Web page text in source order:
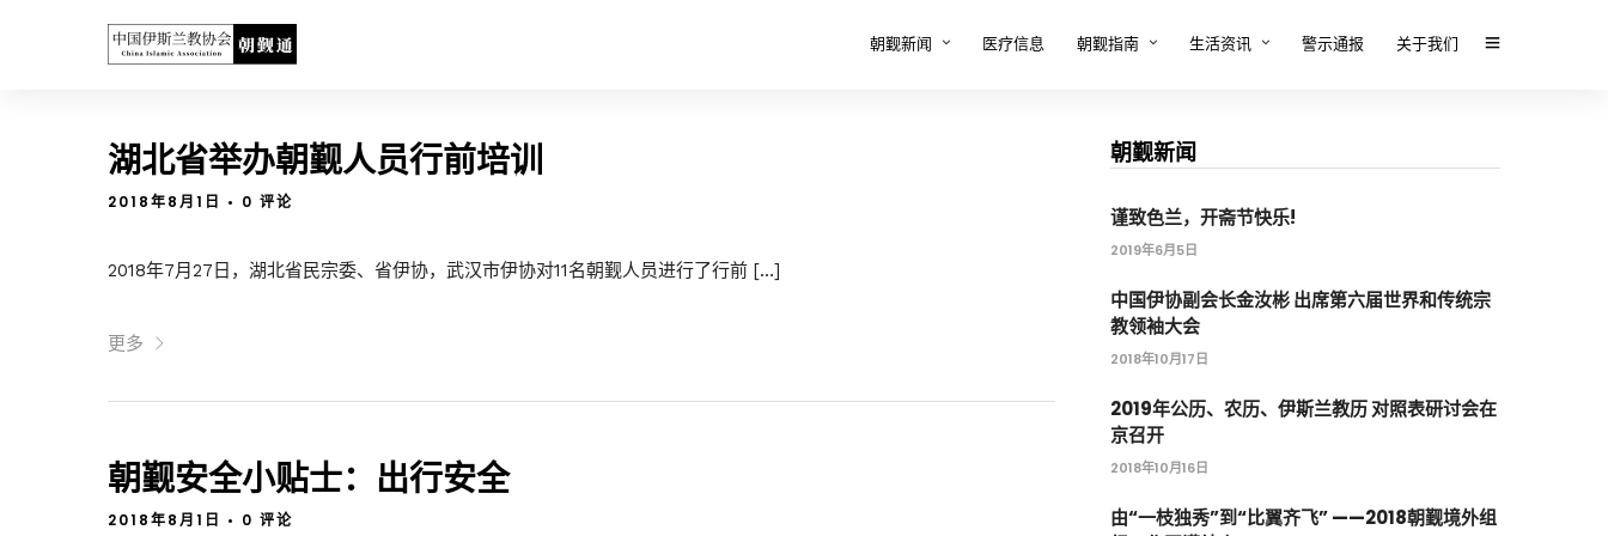
朝觐新闻 医疗信息 朝觐指南 生活资讯 警示通报 关于我们
湖北省举办朝觐人员行前培训
2018年8月1日 • 0 评论
2018年7月27日，湖北省民宗委、省伊协，武汉市伊协对11名朝觐人员进行了行前 […]
更多
朝觐安全小贴士：出行安全
2018年8月1日 • 0 评论
朝觐新闻
谨致色兰，开斋节快乐!
2019年6月5日
中国伊协副会长金汝彬 出席第六届世界和传统宗
教领袖大会
2018年10月17日
2019年公历、农历、伊斯兰教历 对照表研讨会在
京召开
2018年10月16日
由“一枝独秀”到“比翼齐飞” ——2018朝觐境外组